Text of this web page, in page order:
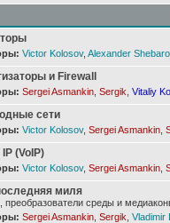
Victor Kolosov, Alexander
и Firewall
Sergei Asmankin Sergik Vitaliy
сети
Victor Kolosov, Sergei Asmankin
(VoIP)
Victor Kolosov, Sergei Asmankin
миля
преобразователи среды и
Sergei Asmankin Sergik Vladimir